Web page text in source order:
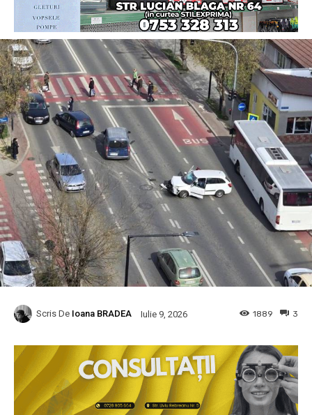
Scris De Ioana BRADEA Iulie 9, 2026 3
1889